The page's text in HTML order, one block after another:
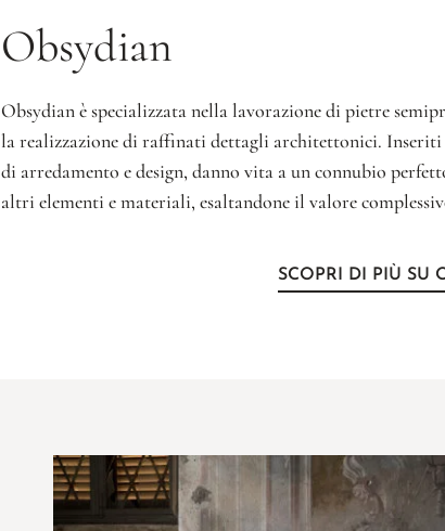
Obsydian
Obsydian è specializzata nella lavorazione di pietre
la realizzazione di raffinati dettagli architettonici.
di arredamento e design, danno vita a un connubio
altri elementi e materiali, esaltandone il valore
SCOPRI DI PIÙ SU